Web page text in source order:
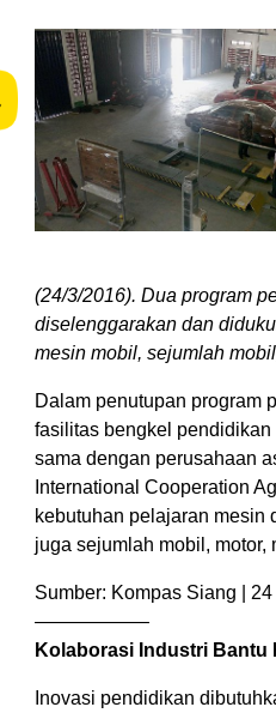
(24/3/2016). Dua program
diselenggarakan dan
mesin mobil, sejumlah
Dalam penutupan program
fasilitas bengkel
sama dengan perusahaan
International Cooperation
kebutuhan pelajaran mesin
juga sejumlah mobil,
Sumber: Kompas Siang |
——————
Kolaborasi Industri Bantu
Inovasi pendidikan